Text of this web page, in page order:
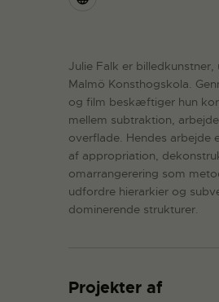
Julie Falk er billedkunstner,
Malmö Konsthogskola.
og film beskæftiger hun
mellem subtraktion,
overflade. Hendes arbejde
af appropriation,
omarrangerering som
udfordre hierarkier og
dominerende strukturer.
Projekter af